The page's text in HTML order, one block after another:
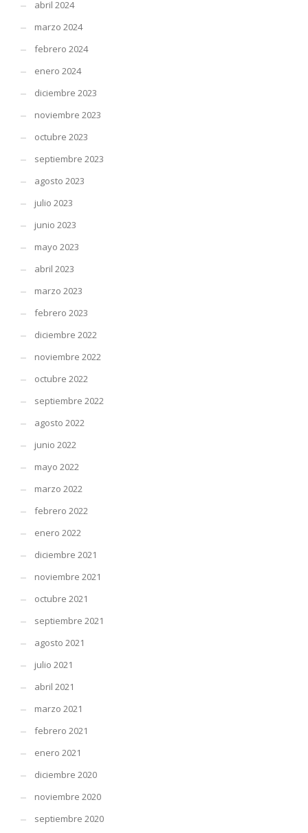
abril 2024
marzo 2024
febrero 2024
enero 2024
diciembre 2023
noviembre 2023
octubre 2023
septiembre 2023
agosto 2023
julio 2023
junio 2023
mayo 2023
abril 2023
marzo 2023
febrero 2023
diciembre 2022
noviembre 2022
octubre 2022
septiembre 2022
agosto 2022
junio 2022
mayo 2022
marzo 2022
febrero 2022
enero 2022
diciembre 2021
noviembre 2021
octubre 2021
septiembre 2021
agosto 2021
julio 2021
abril 2021
marzo 2021
febrero 2021
enero 2021
diciembre 2020
noviembre 2020
septiembre 2020